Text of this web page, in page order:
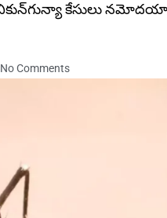
కేసులు
No Comments